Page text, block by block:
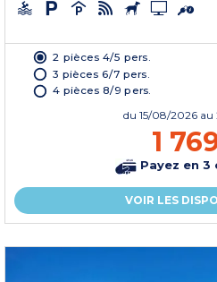
2 pièces 4/5 pers.
3 pièces 6/7 pers.
4 pièces 8/9 pers.
du 15/08/2026 au
1
Payez en 3
VOIR LES